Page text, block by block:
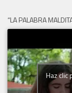
“LA PALABRA
Haz clic